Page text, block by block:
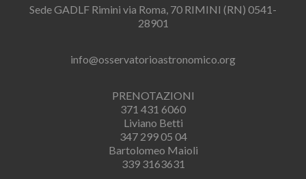
Sede GADLF Rimini via Roma, 70 RIMINI (RN) 0541-
28901
info@osservatorioastronomico.org
PRENOTAZIONI
371 431 6060
Liviano Betti
347 299 05 04
Bartolomeo Maioli
339 3163631